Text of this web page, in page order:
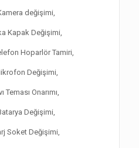
değişimi,
Kapak Değişimi,
Hoparlör Tamiri,
Değişimi,
Teması Onarımı,
Değişimi,
Soket Değişimi,